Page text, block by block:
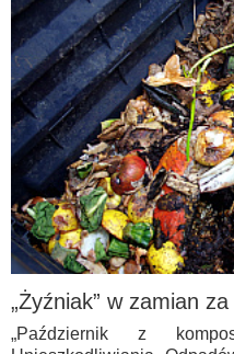
„Żyźniak” w zamian
„Październik z